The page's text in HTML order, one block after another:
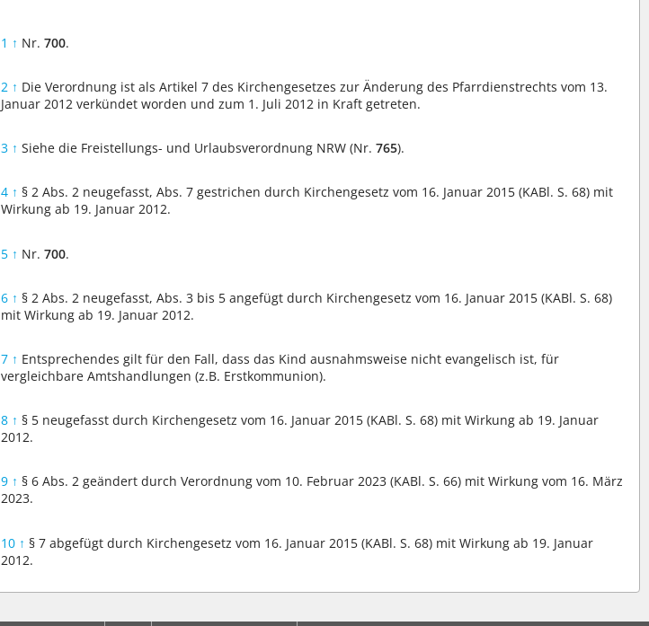
1 ↑ Nr.700.
2 ↑ Die Verordnung ist als Artikel 7 des Kirchengesetzes zur Änderung des Pfarrdienstrechts vom 13.
Januar 2012 verkündet worden und zum 1. Juli 2012 in Kraft getreten.
3 ↑ Siehe die Freistellungs- und Urlaubsverordnung NRW (Nr.765).
4 ↑ § 2 Abs. 2 neugefasst, Abs. 7 gestrichen durch Kirchengesetz vom 16. Januar 2015 (KABl. S. 68) mit
Wirkung ab 19. Januar 2012.
5 ↑ Nr.700.
6 ↑ § 2 Abs. 2 neugefasst, Abs. 3 bis 5 angefügt durch Kirchengesetz vom 16. Januar 2015 (KABl. S. 68)
mit Wirkung ab 19. Januar 2012.
7 ↑ Entsprechendes gilt für den Fall, dass das Kind ausnahmsweise nicht evangelisch ist, für
vergleichbare Amtshandlungen (z.B. Erstkommunion).
8 ↑ § 5 neugefasst durch Kirchengesetz vom 16. Januar 2015 (KABl. S. 68) mit Wirkung ab 19. Januar
2012.
9 ↑ § 6 Abs. 2 geändert durch Verordnung vom 10. Februar 2023 (KABl. S. 66) mit Wirkung vom 16. März
2023.
10 ↑ § 7 abgefügt durch Kirchengesetz vom 16. Januar 2015 (KABl. S. 68) mit Wirkung ab 19. Januar
2012.